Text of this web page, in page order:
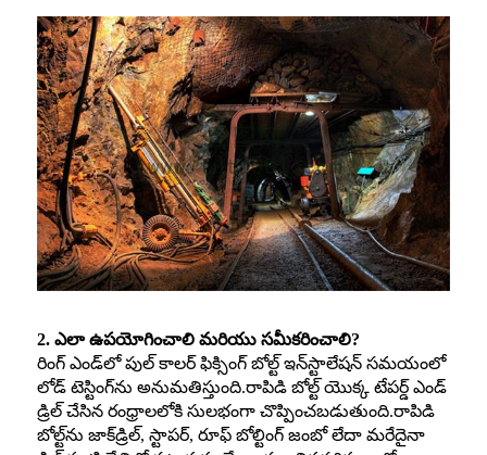
2. ఎలా ఉపయోగించాలి మరియు సమీకరించాలి?
రింగ్ ఎండ్‌లో పుల్ కాలర్ ఫిక్సింగ్ బోల్ట్ ఇన్‌స్టాలేషన్ సమయంలో
లోడ్ టెస్టింగ్‌ను అనుమతిస్తుంది.రాపిడి బోల్ట్ యొక్క టేపర్డ్ ఎండ్
డ్రిల్ చేసిన రంధ్రాలలోకి సులభంగా చొప్పించబడుతుంది.రాపిడి
బోల్ట్‌ను జాక్‌డ్రిల్, స్టాపర్, రూఫ్ బోల్టింగ్ జంబో లేదా మరేదైనా